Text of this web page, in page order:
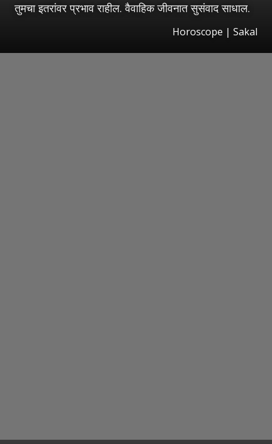
तुमचा इतरांवर प्रभाव राहील. वैवाहिक जीवनात सुसंवाद साधाल.
Horoscope | Sakal